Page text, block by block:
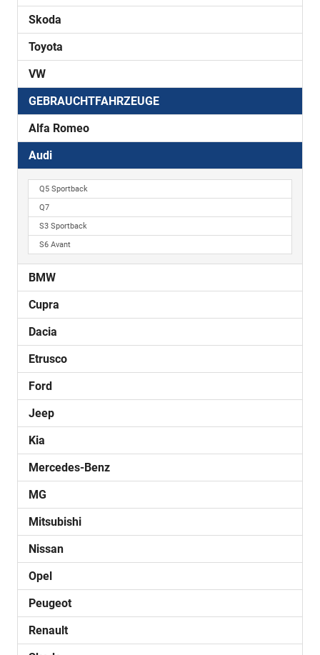
Skoda
Toyota
VW
GEBRAUCHTFAHRZEUGE
Alfa Romeo
Audi
Q5 Sportback
Q7
S3 Sportback
S6 Avant
BMW
Cupra
Dacia
Etrusco
Ford
Jeep
Kia
Mercedes-Benz
MG
Mitsubishi
Nissan
Opel
Peugeot
Renault